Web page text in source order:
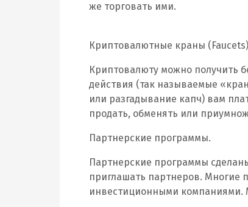
же торговать ими.
Криптовалютные краны (Faucets)
Криптовалюту можно получить
действия (так называемые
или разгадывание капч) вам
продать, обменять или
Партнерские программы.
Партнерские программы
приглашать партнеров. Многие
инвестиционными компаниями.